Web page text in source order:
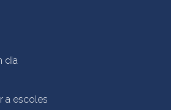
dia
a escoles